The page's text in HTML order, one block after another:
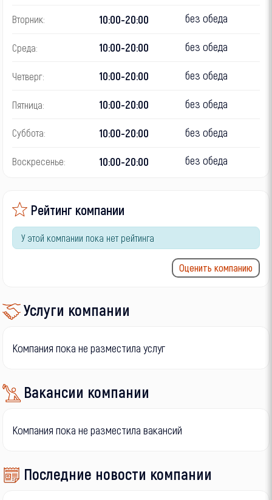
Вторник: 10:00-20:00 без обеда
Среда: 10:00-20:00 без обеда
Четверг: 10:00-20:00 без обеда
Пятница: 10:00-20:00 без обеда
Суббота: 10:00-20:00 без обеда
Воскресенье: 10:00-20:00 без обеда
Рейтинг компании
У этой компании пока нет рейтинга
Оценить компанию
Услуги компании
Компания пока не разместила услуг
Вакансии компании
Компания пока не разместила вакансий
Последние новости компании